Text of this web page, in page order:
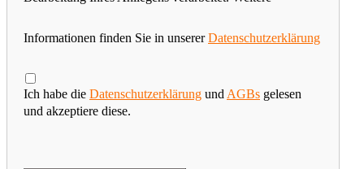
Informationen finden Sie in unsererDatenschutzerklärung
Ich habe die Datenschutzerklärung und AGBs gelesen
und akzeptiere diese.